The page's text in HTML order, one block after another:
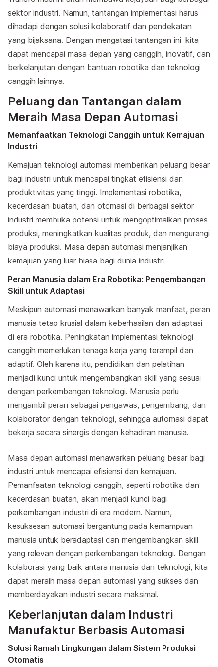
sektor industri. Namun, tantangan implementasi harus
dihadapi dengan solusi kolaboratif dan pendekatan
yang bijaksana. Dengan mengatasi tantangan ini, kita
dapat mencapai masa depan yang canggih, inovatif, dan
berkelanjutan dengan bantuan robotika dan teknologi
canggih lainnya.
Peluang dan Tantangan dalam
Meraih Masa Depan Automasi
Memanfaatkan Teknologi Canggih untuk Kemajuan
Industri
Kemajuan teknologi automasi memberikan peluang besar
bagi industri untuk mencapai tingkat efisiensi dan
produktivitas yang tinggi. Implementasi robotika,
kecerdasan buatan, dan otomasi di berbagai sektor
industri membuka potensi untuk mengoptimalkan proses
produksi, meningkatkan kualitas produk, dan mengurangi
biaya produksi. Masa depan automasi menjanjikan
kemajuan yang luar biasa bagi dunia industri.
Peran Manusia dalam Era Robotika: Pengembangan
Skill untuk Adaptasi
Meskipun automasi menawarkan banyak manfaat, peran
manusia tetap krusial dalam keberhasilan dan adaptasi
di era robotika. Peningkatan implementasi teknologi
canggih memerlukan tenaga kerja yang terampil dan
adaptif. Oleh karena itu, pendidikan dan pelatihan
menjadi kunci untuk mengembangkan skill yang sesuai
dengan perkembangan teknologi. Manusia perlu
mengambil peran sebagai pengawas, pengembang, dan
kolaborator dengan teknologi, sehingga automasi dapat
bekerja secara sinergis dengan kehadiran manusia.
Masa depan automasi menawarkan peluang besar bagi
industri untuk mencapai efisiensi dan kemajuan.
Pemanfaatan teknologi canggih, seperti robotika dan
kecerdasan buatan, akan menjadi kunci bagi
perkembangan industri di era modern. Namun,
kesuksesan automasi bergantung pada kemampuan
manusia untuk beradaptasi dan mengembangkan skill
yang relevan dengan perkembangan teknologi. Dengan
kolaborasi yang baik antara manusia dan teknologi, kita
dapat meraih masa depan automasi yang sukses dan
memberdayakan industri secara maksimal.
Keberlanjutan dalam Industri
Manufaktur Berbasis Automasi
Solusi Ramah Lingkungan dalam Sistem Produksi
Otomatis